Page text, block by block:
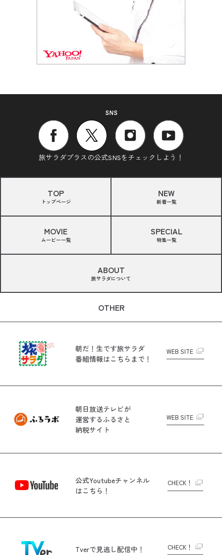
SNS
旅サラダプラスの公式SNSをチェックしよう！
TOP
トップページ
NEW
新着一覧
MOVIE
ムービー一覧
SPECIAL
特集一覧
ABOUT
旅サラダについて
OTHER
朝だ！生です旅サラダ
番組情報はこちらまで！
WEB SITE
朝日放送テレビが
運営するふるさと
納税サイト
WEB SITE
公式Youtubeチャンネル
はこちら！
CHECK！
Tverで見逃し配信中！ CHECK！